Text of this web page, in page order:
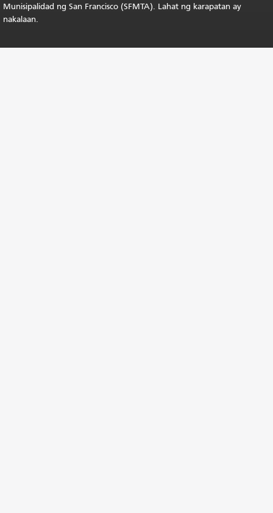
Munisipalidad ng San Francisco (SFMTA). Lahat ng karapatan ay
nakalaan.